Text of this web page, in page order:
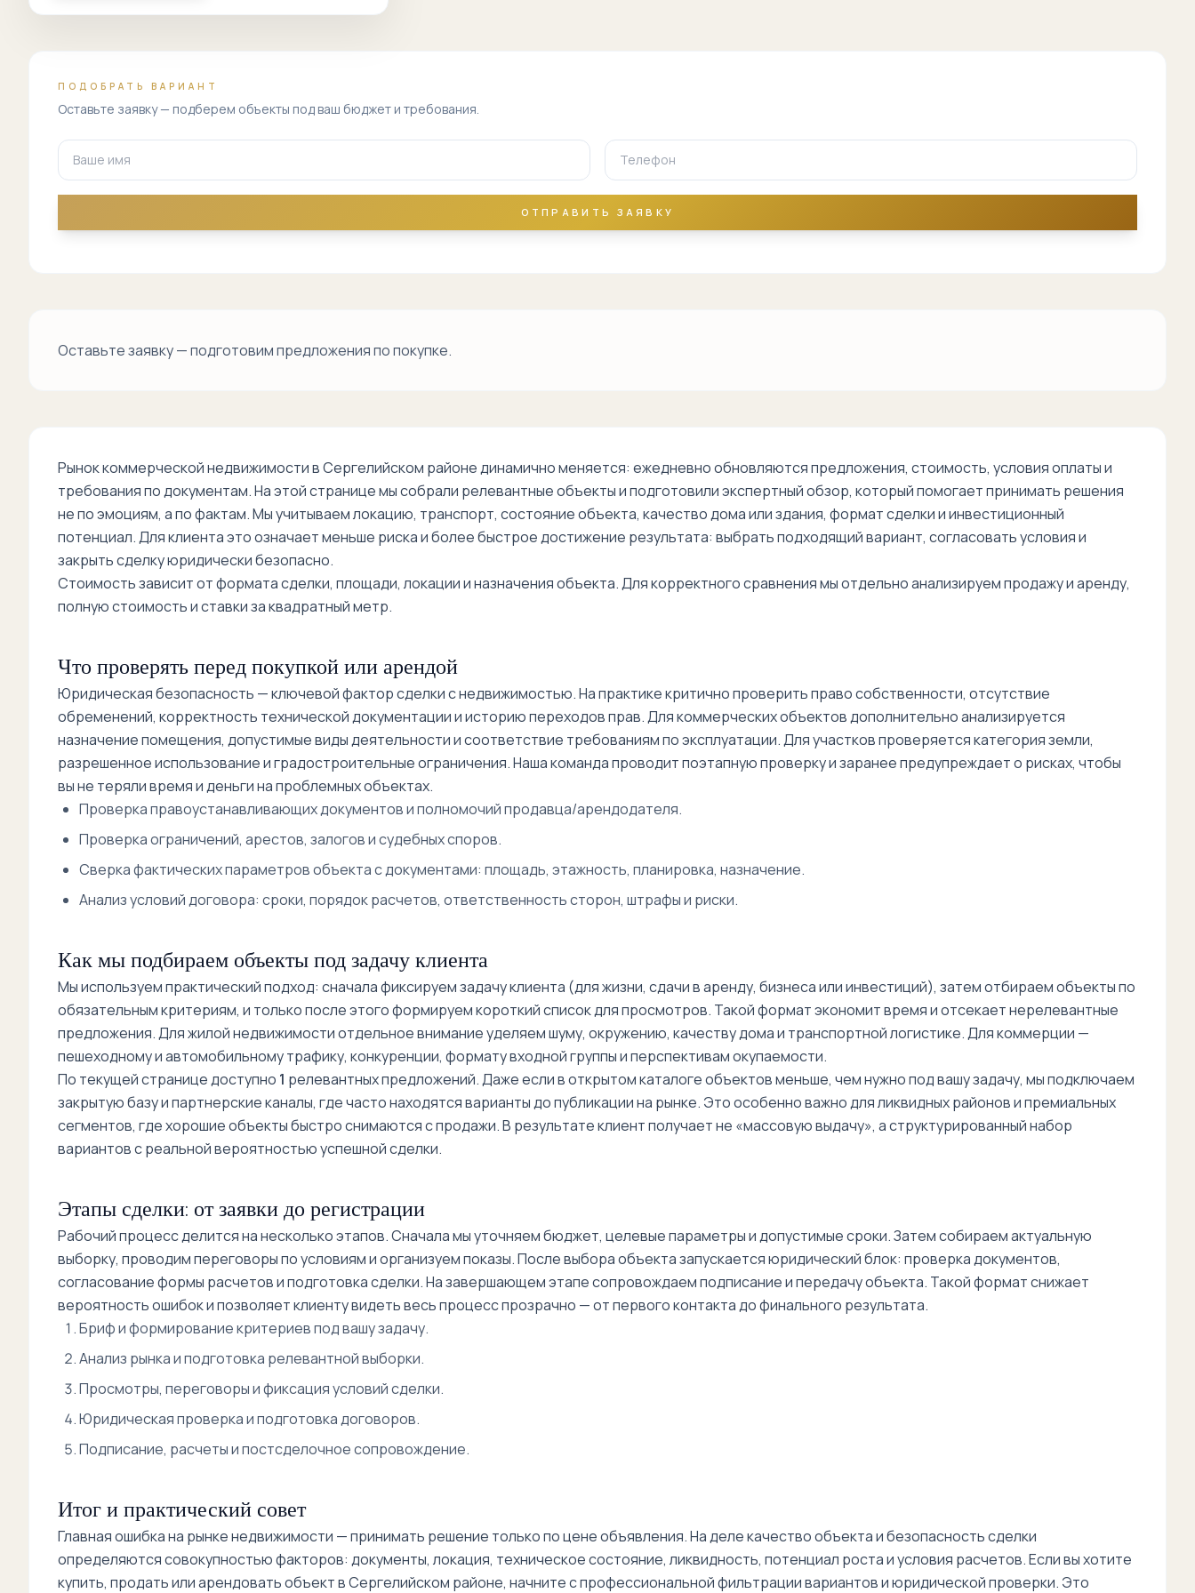
Южный вокзал
рядом
Чоштепа рядом
ПОДОБРАТЬ ВАРИАНТ
Оставьте заявку — подберем объекты под ваш бюджет и требования.
ОТПРАВИТЬ ЗАЯВКУ
Оставьте заявку — подготовим предложения по покупке.
Рынок коммерческой недвижимости в Сергелийском районе динамично меняется: ежедневно обновляются предложения, стоимость, условия оплаты и
требования по документам. На этой странице мы собрали релевантные объекты и подготовили экспертный обзор, который помогает принимать решения
не по эмоциям, а по фактам. Мы учитываем локацию, транспорт, состояние объекта, качество дома или здания, формат сделки и инвестиционный
потенциал. Для клиента это означает меньше риска и более быстрое достижение результата: выбрать подходящий вариант, согласовать условия и
закрыть сделку юридически безопасно.
Стоимость зависит от формата сделки, площади, локации и назначения объекта. Для корректного сравнения мы отдельно анализируем продажу и аренду,
полную стоимость и ставки за квадратный метр.
Что проверять перед покупкой или арендой
Юридическая безопасность — ключевой фактор сделки с недвижимостью. На практике критично проверить право собственности, отсутствие
обременений, корректность технической документации и историю переходов прав. Для коммерческих объектов дополнительно анализируется
назначение помещения, допустимые виды деятельности и соответствие требованиям по эксплуатации. Для участков проверяется категория земли,
разрешенное использование и градостроительные ограничения. Наша команда проводит поэтапную проверку и заранее предупреждает о рисках, чтобы
вы не теряли время и деньги на проблемных объектах.
Проверка правоустанавливающих документов и полномочий продавца/арендодателя.
Проверка ограничений, арестов, залогов и судебных споров.
Сверка фактических параметров объекта с документами: площадь, этажность, планировка, назначение.
Анализ условий договора: сроки, порядок расчетов, ответственность сторон, штрафы и риски.
Как мы подбираем объекты под задачу клиента
Мы используем практический подход: сначала фиксируем задачу клиента (для жизни, сдачи в аренду, бизнеса или инвестиций), затем отбираем объекты по
обязательным критериям, и только после этого формируем короткий список для просмотров. Такой формат экономит время и отсекает нерелевантные
предложения. Для жилой недвижимости отдельное внимание уделяем шуму, окружению, качеству дома и транспортной логистике. Для коммерции —
пешеходному и автомобильному трафику, конкуренции, формату входной группы и перспективам окупаемости.
По текущей странице доступно 1 релевантных предложений. Даже если в открытом каталоге объектов меньше, чем нужно под вашу задачу, мы подключаем
закрытую базу и партнерские каналы, где часто находятся варианты до публикации на рынке. Это особенно важно для ликвидных районов и премиальных
сегментов, где хорошие объекты быстро снимаются с продажи. В результате клиент получает не «массовую выдачу», а структурированный набор
вариантов с реальной вероятностью успешной сделки.
Этапы сделки: от заявки до регистрации
Рабочий процесс делится на несколько этапов. Сначала мы уточняем бюджет, целевые параметры и допустимые сроки. Затем собираем актуальную
выборку, проводим переговоры по условиям и организуем показы. После выбора объекта запускается юридический блок: проверка документов,
согласование формы расчетов и подготовка сделки. На завершающем этапе сопровождаем подписание и передачу объекта. Такой формат снижает
вероятность ошибок и позволяет клиенту видеть весь процесс прозрачно — от первого контакта до финального результата.
Бриф и формирование критериев под вашу задачу.
Анализ рынка и подготовка релевантной выборки.
Просмотры, переговоры и фиксация условий сделки.
Юридическая проверка и подготовка договоров.
Подписание, расчеты и постсделочное сопровождение.
Итог и практический совет
Главная ошибка на рынке недвижимости — принимать решение только по цене объявления. На деле качество объекта и безопасность сделки
определяются совокупностью факторов: документы, локация, техническое состояние, ликвидность, потенциал роста и условия расчетов. Если вы хотите
купить, продать или арендовать объект в Сергелийском районе, начните с профессиональной фильтрации вариантов и юридической проверки. Это